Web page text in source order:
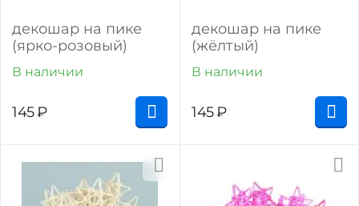
декошар на пике
(ярко-розовый)
В наличии
145₽
декошар на пике
(жёлтый)
В наличии
145₽